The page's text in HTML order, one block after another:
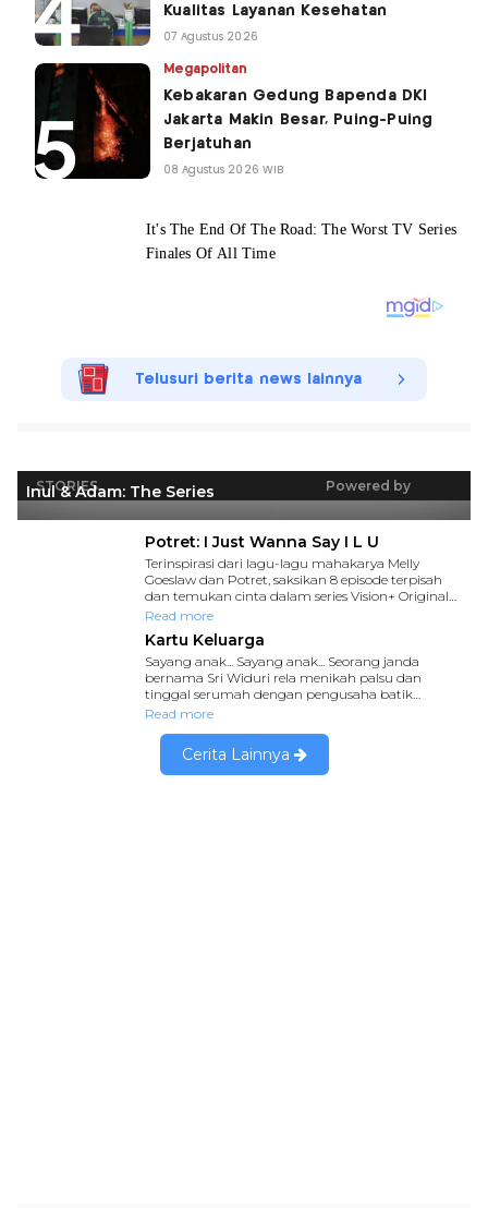
Kualitas Layanan Kesehatan
07 Agustus 2026
Megapolitan
Kebakaran Gedung Bapenda DKI
Jakarta Makin Besar, Puing-Puing
Berjatuhan
08 Agustus 2026 WIB
Telusuri berita news lainnya